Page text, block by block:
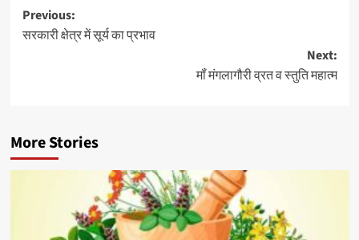
Post
navigation
Previous:
सरकारी क्षेत्र में सूर्य का प्रभाव
Next:
मॉं मंगलागौरी व्रत व स्तुति महात्म
More Stories